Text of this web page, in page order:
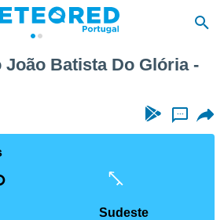
João Batista Do Glória -
...
Sudeste